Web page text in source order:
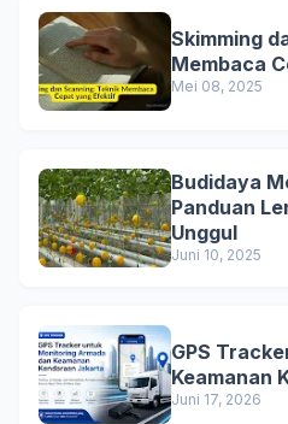
Skimming
Membaca
Mei 08, 2025
Budidaya
Panduan
Unggul
Juni 10, 2025
GPS
Keamanan
Juni 17, 2026